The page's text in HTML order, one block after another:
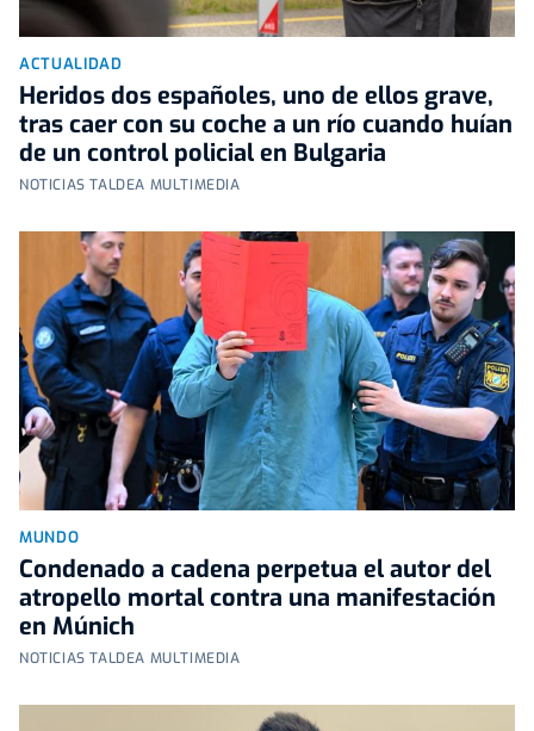
ACTUALIDAD
Heridos dos españoles, uno de ellos grave,
tras caer con su coche a un río cuando huían
de un control policial en Bulgaria
NOTICIAS TALDEA MULTIMEDIA
MUNDO
Condenado a cadena perpetua el autor del
atropello mortal contra una manifestación
en Múnich
NOTICIAS TALDEA MULTIMEDIA